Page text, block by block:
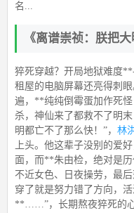
名...
《离谱崇祯：朕把
猝死穿越？开局地狱难度
租屋的电脑屏幕还亮得刺
遍，**纯纯倒霉蛋加作死
杀，神仙来了都救不了明
明都亡不了那么快！”， 林
上头。他这辈子没别的爱
面，而**朱由检，绝对是
不近女色、日夜操劳，最
穿了就是努力错了方向，
**……”，长期熬夜猝死的